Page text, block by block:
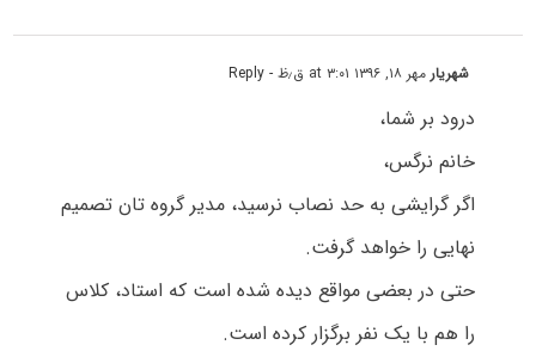
شهریارمهر ۱۸, ۱۳۹۶ at ۳:۰۱ ق٫ظ - Reply
درود بر شما،
خانم نرگس،
اگر گرایشی به حد نصاب نرسید، مدیر گروه تان تصمیم
نهایی را خواهد گرفت.
حتی در بعضی مواقع دیده شده است که استاد، کلاس
را هم با یک نفر برگزار کرده است.